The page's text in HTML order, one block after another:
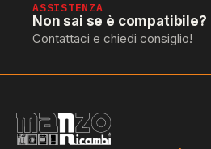
ASSISTENZA
Non sai se è compatibile?
Contattaci e chiedi consiglio!